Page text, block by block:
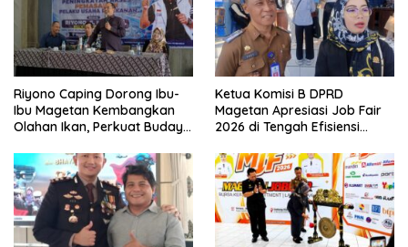
Riyono Caping Dorong Ibu-
Ibu Magetan Kembangkan
Olahan Ikan, Perkuat Budaya
Ketua Komisi B DPRD
Magetan Apresiasi Job Fair
2026 di Tengah Efisiensi